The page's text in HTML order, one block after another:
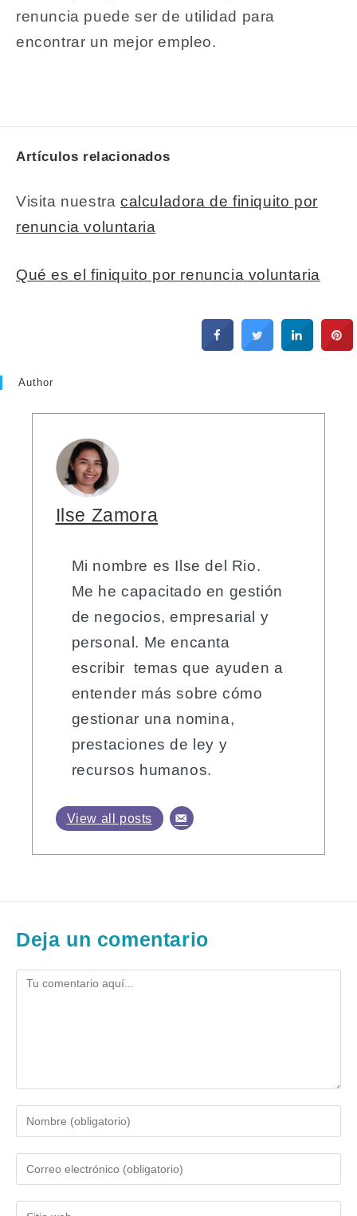
renuncia puede ser de utilidad para
encontrar un mejor empleo.
Artículos relacionados
Visita nuestra calculadora de finiquito por
renuncia voluntaria
Qué es el finiquito por renuncia voluntaria
Author
Ilse Zamora
Mi nombre es Ilse del Rio.
Me he capacitado en gestión
de negocios, empresarial y
personal. Me encanta
escribir temas que ayuden a
entender más sobre cómo
gestionar una nomina,
prestaciones de ley y
recursos humanos.
View all posts
Deja un comentario
Comentario
nombre
de